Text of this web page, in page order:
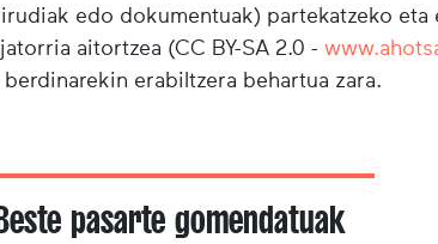
edo dokumentuak) partekatzeko
aitortzea (CC BY-SA 2.0 -
erabiltzera behartua zara.
pasarte gomendatuak